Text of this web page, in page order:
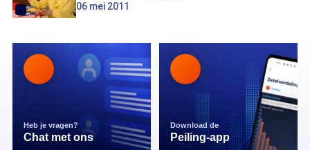
06 mei 2011
Heb je vragen?
Chat met ons
Download de
Peiling-app